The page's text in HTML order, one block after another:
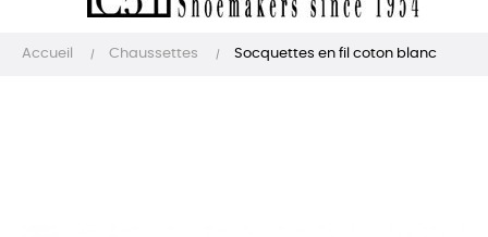
navigation
Accueil Chaussettes Socquettes en fil coton blanc